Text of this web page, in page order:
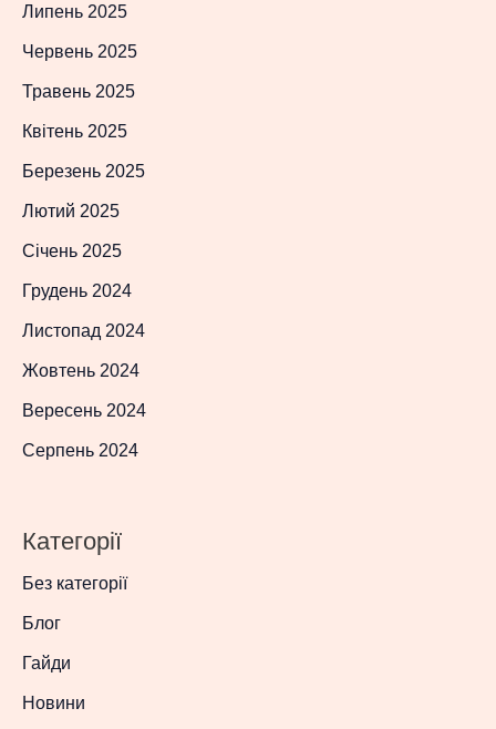
Липень 2025
Червень 2025
Травень 2025
Квітень 2025
Березень 2025
Лютий 2025
Січень 2025
Грудень 2024
Листопад 2024
Жовтень 2024
Вересень 2024
Серпень 2024
Категорії
Без категорії
Блог
Гайди
Новини